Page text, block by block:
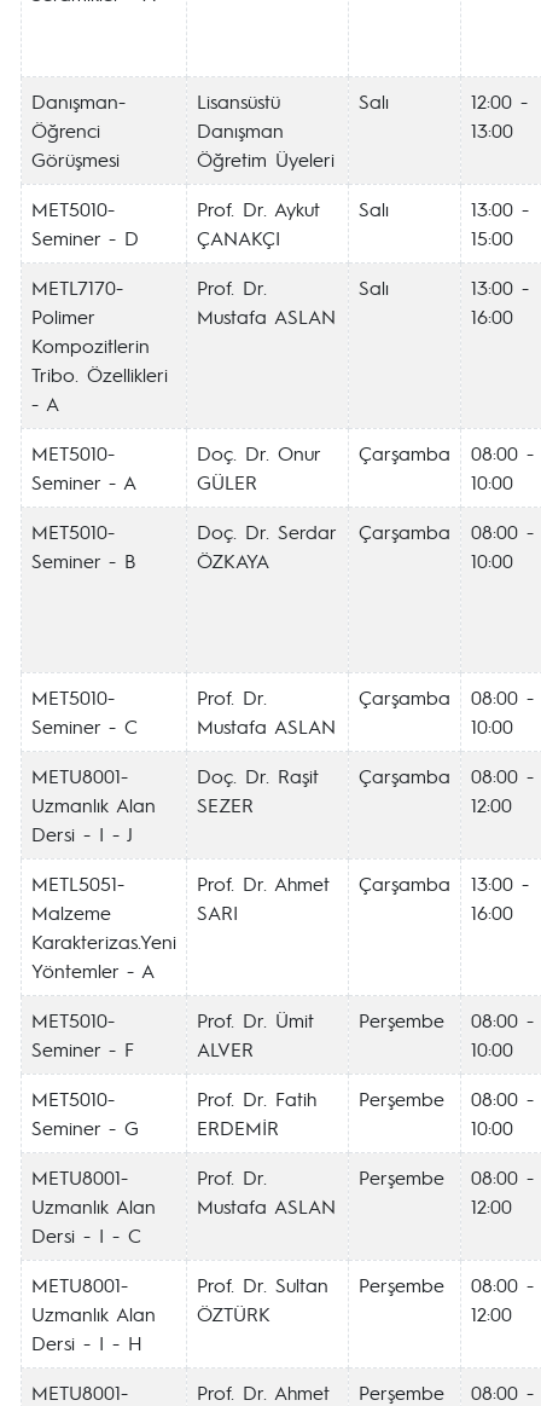
Danışman-
Öğrenci
Görüşmesi
Lisansüstü
Danışman
Öğretim Üyeleri
Salı
12:00 -
13:00
MET5010-
Seminer - D
Prof. Dr. Aykut
ÇANAKÇI
Salı
13:00 -
15:00
METL7170-
Polimer
Kompozitlerin
Tribo. Özellikleri
- A
Prof. Dr.
Mustafa ASLAN
Salı
13:00 -
16:00
MET5010-
Seminer - A
Doç. Dr. Onur
GÜLER
Çarşamba
08:00 -
10:00
MET5010-
Seminer - B
Doç. Dr. Serdar
ÖZKAYA
Çarşamba
08:00 -
10:00
MET5010-
Seminer - C
Prof. Dr.
Mustafa ASLAN
Çarşamba
08:00 -
10:00
METU8001-
Uzmanlık Alan
Dersi - I - J
Doç. Dr. Raşit
SEZER
Çarşamba
08:00 -
12:00
METL5051-
Malzeme
Karakterizas.Yeni
Yöntemler - A
Prof. Dr. Ahmet
SARI
Çarşamba
13:00 -
16:00
MET5010-
Seminer - F
Prof. Dr. Ümit
ALVER
Perşembe
08:00 -
10:00
MET5010-
Seminer - G
Prof. Dr. Fatih
ERDEMİR
Perşembe
08:00 -
10:00
METU8001-
Uzmanlık Alan
Dersi - I - C
Prof. Dr.
Mustafa ASLAN
Perşembe
08:00 -
12:00
METU8001-
Uzmanlık Alan
Dersi - I - H
Prof. Dr. Sultan
ÖZTÜRK
Perşembe
08:00 -
12:00
METU8001-
Prof. Dr. Ahmet
Perşembe
08:00 -